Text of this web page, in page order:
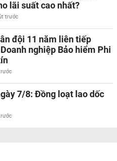
lãi suất cao nhất?
trước
đội 11 năm liên tiếp
nghiệp Bảo hiểm Phi
7/8: Đồng loạt lao dốc